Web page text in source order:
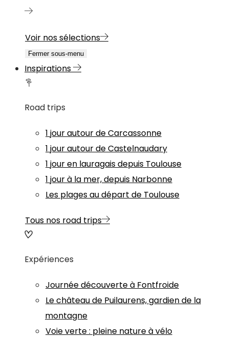
Voir nos sélections
Fermer sous-menu
Inspirations
Road trips
1 jour autour de Carcassonne
1 jour autour de Castelnaudary
1 jour en lauragais depuis Toulouse
1 jour à la mer, depuis Narbonne
Les plages au départ de Toulouse
Tous nos road trips
Expériences
Journée découverte à Fontfroide
Le château de Puilaurens, gardien de la
montagne
Voie verte : pleine nature à vélo